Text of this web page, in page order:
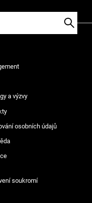
a výzvy
osobních údajů
soukromí